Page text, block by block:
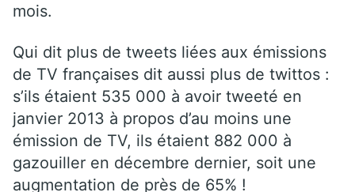
mois.
Qui dit plus de tweets liées aux émissions
de TV françaises dit aussi plus de twittos :
s’ils étaient 535 000 à avoir tweeté en
janvier 2013 à propos d’au moins une
émission de TV, ils étaient 882 000 à
gazouiller en décembre dernier, soit une
augmentation de près de 65% !